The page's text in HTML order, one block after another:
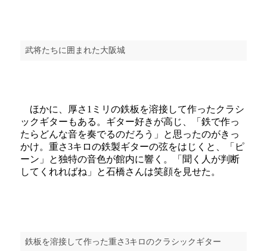
武将たちに囲まれた大阪城
ほかに、厚さ1ミリの鉄板を溶接して作ったクラシ
ックギターもある。ギター好きが高じ、「鉄で作っ
たらどんな音を奏でるのだろう」と思ったのがきっ
かけ。重さ3キロの鉄製ギターの弦をはじくと、「ピ
ーン」と独特の音色が館内に響く。「聞く人が判断
してくれればね」と石橋さんは笑顔を見せた。
鉄板を溶接して作った重さ3キロのクラシックギター